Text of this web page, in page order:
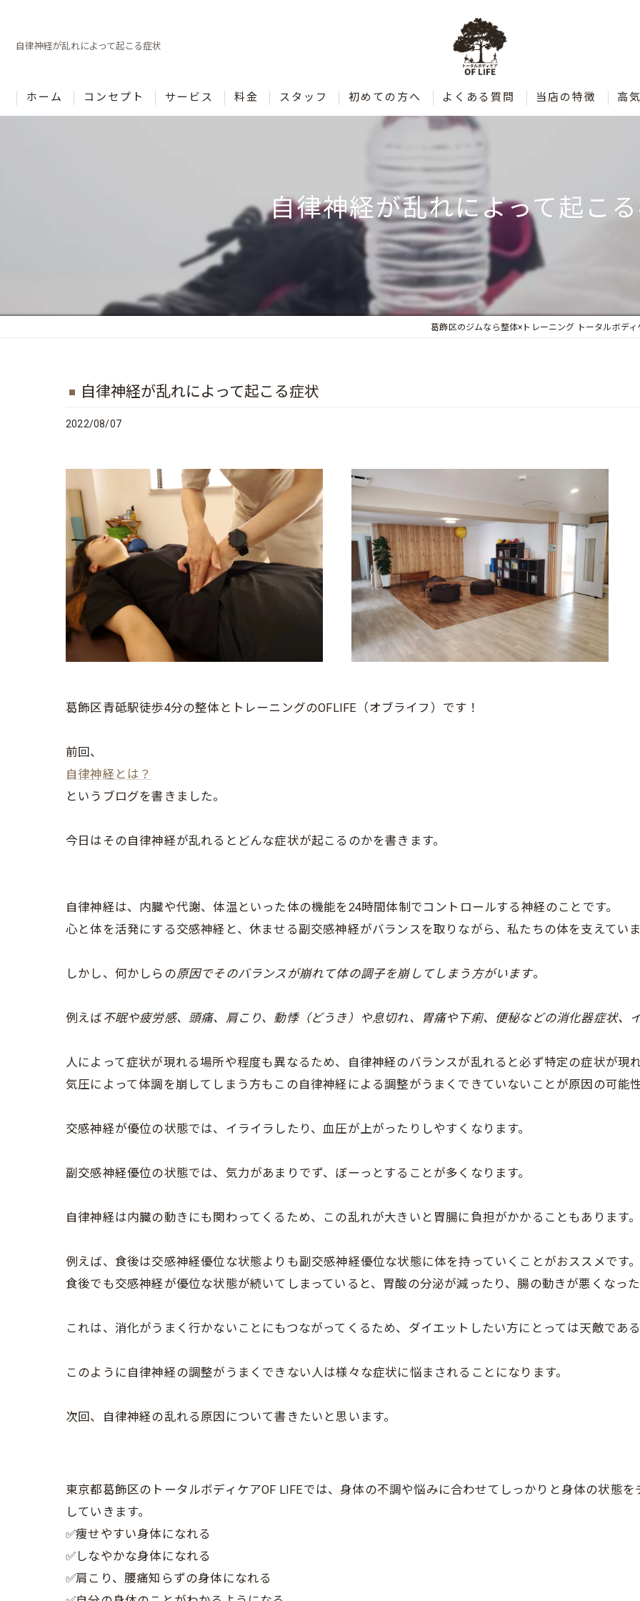
自律神経が乱れによって起こる症状
ホーム コンセプト サービス 料金 スタッフ 初めての方へ よくある質問 当店の特徴
整体
ダイエット
高
自律神経が乱れによって起こ
葛飾区のジムなら整体×トレーニング トータルボディ
自律神経が乱れによって起こる症状
2022/08/07
葛飾区青砥駅徒歩4分の整体とトレーニングのOFLIFE（オブライフ）です！
前回、
自律神経とは？
というブログを書きました。
今日はその自律神経が乱れるとどんな症状が起こるのかを書きます。
自律神経は、内臓や代謝、体温といった体の機能を24時間体制でコントロールする神経のことです。
心と体を活発にする交感神経と、休ませる副交感神経がバランスを取りながら、私たちの体を支えてい
しかし、何かしらの原因でそのバランスが崩れて体の調子を崩してしまう方がいます。
例えば 不眠や疲労感、頭痛、肩こり、動悸（どうき）や息切れ、胃痛や下痢、便秘などの消化器症状、
人によって症状が現れる場所や程度も異なるため、自律神経のバランスが乱れると必ず特定の症状が現
気圧によって体調を崩してしまう方もこの自律神経による調整がうまくできていないことが原因の可能
交感神経が優位の状態では、イライラしたり、血圧が上がったりしやすくなります。
副交感神経優位の状態では、気力があまりでず、ぼーっとすることが多くなります。
自律神経は内臓の動きにも関わってくるため、この乱れが大きいと胃腸に負担がかかることもあります
例えば、食後は交感神経優位な状態よりも副交感神経優位な状態に体を持っていくことがおススメです
食後でも交感神経が優位な状態が続いてしまっていると、胃酸の分泌が減ったり、腸の動きが悪くなっ
これは、消化がうまく行かないことにもつながってくるため、ダイエットしたい方にとっては天敵であ
このように自律神経の調整がうまくできない人は様々な症状に悩まされることになります。
次回、自律神経の乱れる原因について書きたいと思います。
東京都葛飾区のトータルボディケアOF LIFEでは、身体の不調や悩みに合わせてしっかりと身体の状態
していきます。
✅痩せやすい身体になれる
✅しなやかな身体になれる
✅肩こり、腰痛知らずの身体になれる